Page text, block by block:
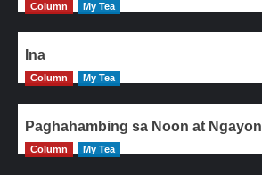
Column My Tea
Ina
Column My Tea
Paghahambing sa Noon at Ngayon
Column My Tea